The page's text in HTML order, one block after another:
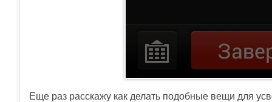
Еще раз расскажу как делать подобные вещи для